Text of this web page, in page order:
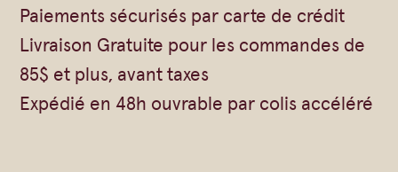
Paiements sécurisés par carte de crédit
Livraison Gratuite pour les commandes de
85$ et plus, avant taxes
Expédié en 48h ouvrable par colis accéléré